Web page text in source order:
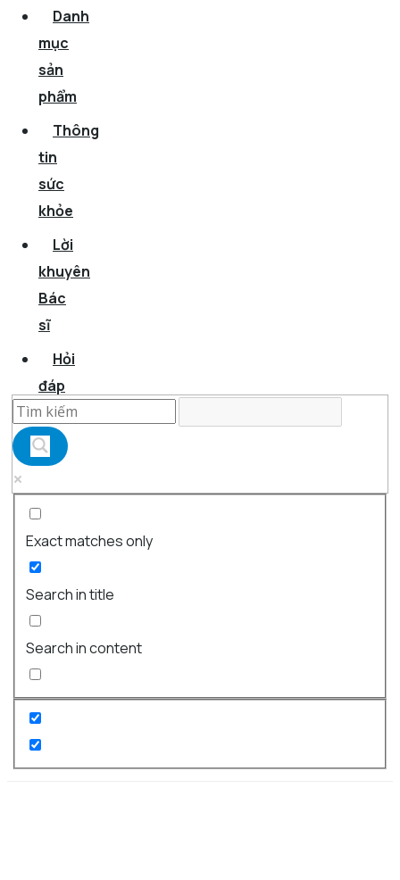
Danh
mục
sản
phẩm
Thông
tin
sức
khỏe
Lời
khuyên
Bác
sĩ
Hỏi
đáp
Exact matches only
Search in title
Search in content